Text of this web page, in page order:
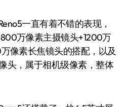
一直有着不错的表现，
万像素主摄镜头+1200万
像素长焦镜头的搭配，以及
头，属于相机级像素，整体